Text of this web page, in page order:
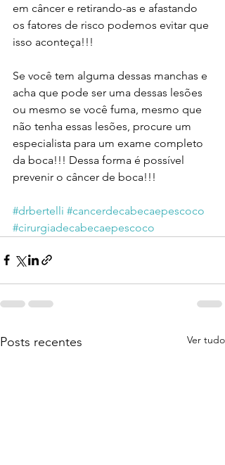
em câncer e retirando-as e afastando
os fatores de risco podemos evitar que
isso aconteça!!!
Se você tem alguma dessas manchas e
acha que pode ser uma dessas lesões
ou mesmo se você fuma, mesmo que
não tenha essas lesões, procure um
especialista para um exame completo
da boca!!! Dessa forma é possível
prevenir o câncer de boca!!!
#drbertelli #cancerdecabecaepescoco
#cirurgiadecabecaepescoco
Posts recentes Ver tudo